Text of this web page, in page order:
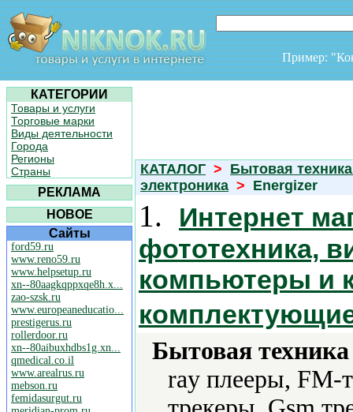
Пример:
КАТЕГОРИИ
Товары и услуги
Торговые марки
Виды деятельности
Города
Регионы
Страны
РЕКЛАМА
НОВОЕ
Сайты
ford59.ru
www.reno59.ru
www.helpsetup.ru
xn--80aagkqppxqe8h.x...
zao-szsk.ru
www.europeaneducatio...
prestigerus.ru
rollerdoor.ru
xn--80aibuxhdbs1g.xn...
qmedical.co.il
www.arealrus.ru
mebson.ru
femidasurgut.ru
КАТАЛОГ > Бытовая
электроника > Energizer
1.
Интернет
фототехника,
компьютеры и
Бытовая
ray плееры, FM-